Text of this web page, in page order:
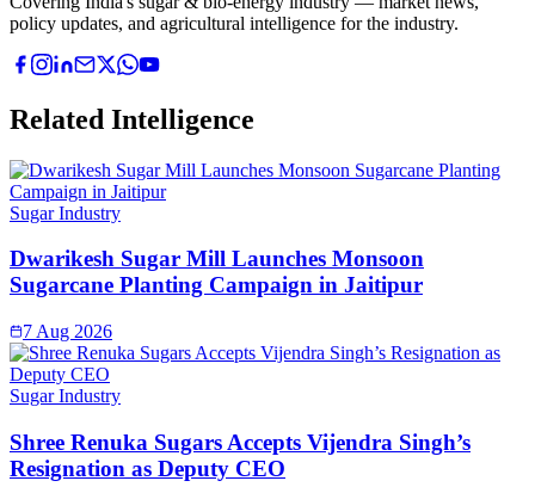
policy updates, and agricultural intelligence for the industry.
Related Intelligence
Sugar Industry
Dwarikesh Sugar Mill Launches Monsoon
Sugarcane Planting Campaign in Jaitipur
7 Aug 2026
Sugar Industry
Shree Renuka Sugars Accepts Vijendra Singh’s
Resignation as Deputy CEO